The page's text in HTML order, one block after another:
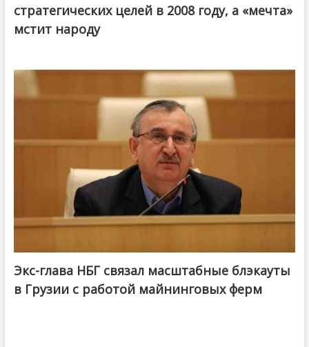
стратегических целей в 2008 году, а «мечта»
мстит народу
Экс-глава НБГ связал масштабные блэкауты
в Грузии с работой майнинговых ферм